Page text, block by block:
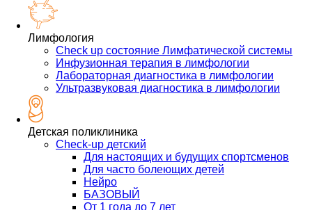
Лимфология
Check up состояние Лимфатической системы
Инфузионная терапия в лимфологии
Лабораторная диагностика в лимфологии
Ультразвуковая диагностика в лимфологии
Детская поликлиника
Check-up детский
Для настоящих и будущих спортсменов
Для часто болеющих детей
Нейро
БАЗОВЫЙ
От 1 года до 7 лет